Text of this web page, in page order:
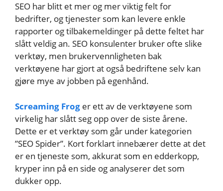
SEO har blitt et mer og mer viktig felt for
bedrifter, og tjenester som kan levere enkle
rapporter og tilbakemeldinger på dette feltet har
slått veldig an. SEO konsulenter bruker ofte slike
verktøy, men brukervennligheten bak
verktøyene har gjort at også bedriftene selv kan
gjøre mye av jobben på egenhånd.
Screaming Frog er ett av de verktøyene som
virkelig har slått seg opp over de siste årene.
Dette er et verktøy som går under kategorien
”SEO Spider”. Kort forklart innebærer dette at det
er en tjeneste som, akkurat som en edderkopp,
kryper inn på en side og analyserer det som
dukker opp.